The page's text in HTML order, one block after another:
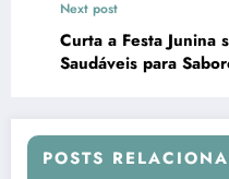
Next post
Curta a Festa Junina
Saudáveis para
POSTS